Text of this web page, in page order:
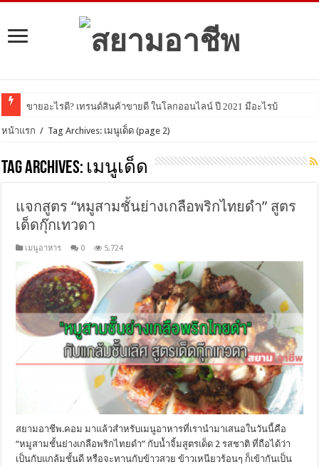
ขายอะไรดี? เทรนด์สินค้าขายดี ในโลกออนไลน์ ปี 2021 มีอะไรบ้าง มาดูกัน!
หน้าแรก / Tag Archives: เมนูเด็ด (page 2)
Tag Archives: เมนูเด็ด
แจกสูตร “หมูสามชั้นย่างเกลือพริกไทยดำ” สูตร
เด็ดกุ๊กเทวดา
เมนูอาหาร 0 5,724
สยามอาชีพ.คอม มาแล้วสำหรับเมนูอาหารที่เรานำมาเสนอในวันนี้คือ
“หมูสามชั้นย่างเกลือพริกไทยดำ” กับน้ำจิ้มสูตรเด็ด 2 รสชาติ ที่ถือได้ว่า
เป็นกับแกล้มชั้นดี หรือจะทานกับข้าวสวย ข้าวเหนียวร้อนๆ ก็เข้ากันเป็น